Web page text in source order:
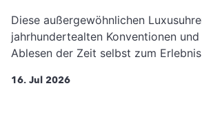
Diese außergewöhnlichen
jahrhundertealten Konventionen
Ablesen der Zeit selbst zum Erlebnis
16. Jul 2026